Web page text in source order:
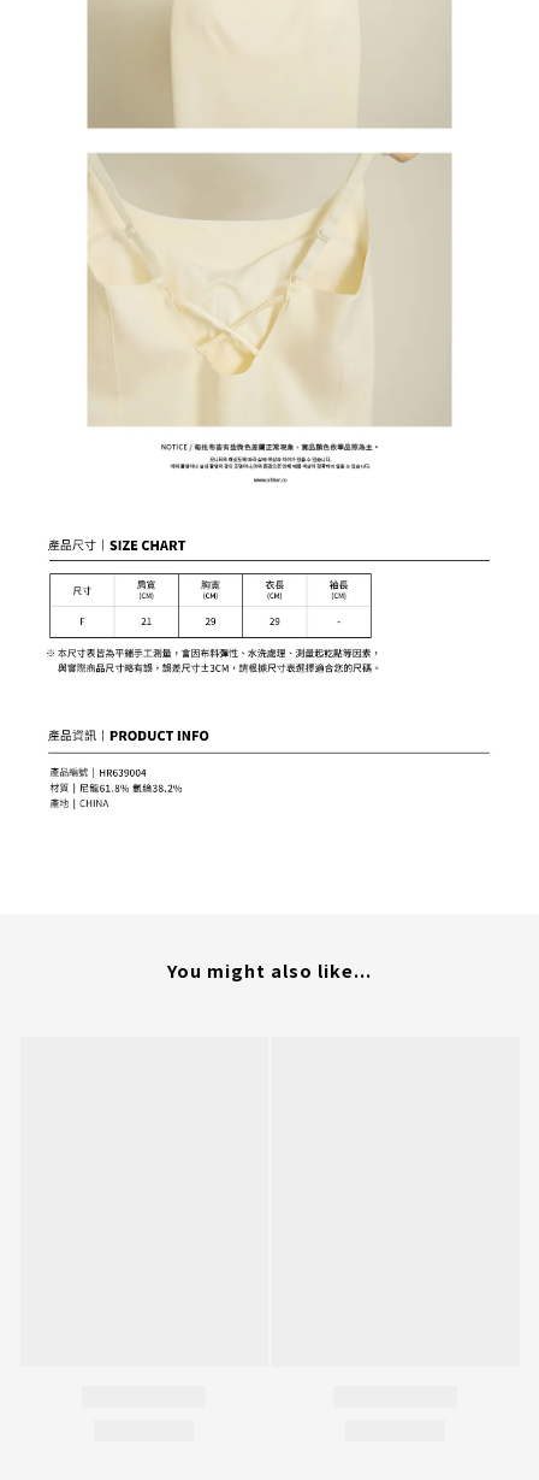
You might also like...